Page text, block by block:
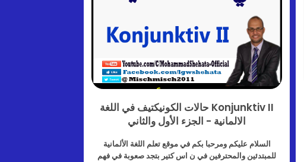
Konjunktiv II حالات الكونيكتيف في اللغة
الالمانية - الجزء الأول والثاني
السلام عليكم ومرحبا بكم في موقع تعلم اللغة الألمانية
للمبتدئين والمحترفين في ن اس كتير بتجد صعوبة في فهم